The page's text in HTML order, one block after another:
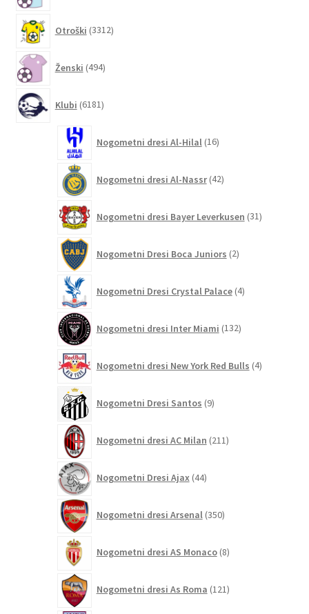
Otroški 3312izdelkov
Ženski 494izdelkov
Klubi 6181izdelkov
Nogometni dresi Al-Hilal 16izdelkov
Nogometni dresi Al-Nassr 42izdelkov
Nogometni dresi Bayer Leverkusen 31izdelkov
Nogometni Dresi Boca Juniors 2izdelka
Nogometni Dresi Crystal Palace 4izdelki
Nogometni dresi Inter Miami 132izdelkov
Nogometni dresi New York Red Bulls 4izdelki
Nogometni Dresi Santos 9izdelkov
Nogometni dresi AC Milan 211izdelkov
Nogometni Dresi Ajax 44izdelkov
Nogometni dresi Arsenal 350izdelkov
Nogometni dresi AS Monaco 8izdelkov
Nogometni dresi As Roma 121izdelkov